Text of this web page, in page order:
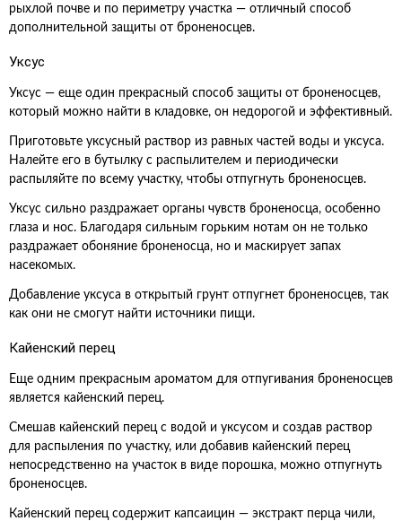
рыхлой почве и по периметру участка — отличный способ
дополнительной защиты от броненосцев.
Уксус
Уксус — еще один прекрасный способ защиты от броненосцев,
который можно найти в кладовке, он недорогой и эффективный.
Приготовьте уксусный раствор из равных частей воды и уксуса.
Налейте его в бутылку с распылителем и периодически
распыляйте по всему участку, чтобы отпугнуть броненосцев.
Уксус сильно раздражает органы чувств броненосца, особенно
глаза и нос. Благодаря сильным горьким нотам он не только
раздражает обоняние броненосца, но и маскирует запах
насекомых.
Добавление уксуса в открытый грунт отпугнет броненосцев, так
как они не смогут найти источники пищи.
Кайенский перец
Еще одним прекрасным ароматом для отпугивания броненосцев
является кайенский перец.
Смешав кайенский перец с водой и уксусом и создав раствор
для распыления по участку, или добавив кайенский перец
непосредственно на участок в виде порошка, можно отпугнуть
броненосцев.
Кайенский перец содержит капсаицин — экстракт перца чили,